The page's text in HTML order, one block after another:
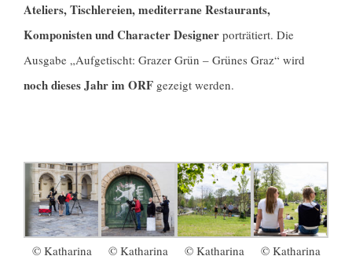
Ateliers, Tischlereien, mediterrane Restaurants,
Komponisten und Character Designer porträtiert. Die
Ausgabe „Aufgetischt: Grazer Grün – Grünes Graz“ wird
noch dieses Jahr im ORF gezeigt werden.
© Katharina
© Katharina
© Katharina
© Katharina